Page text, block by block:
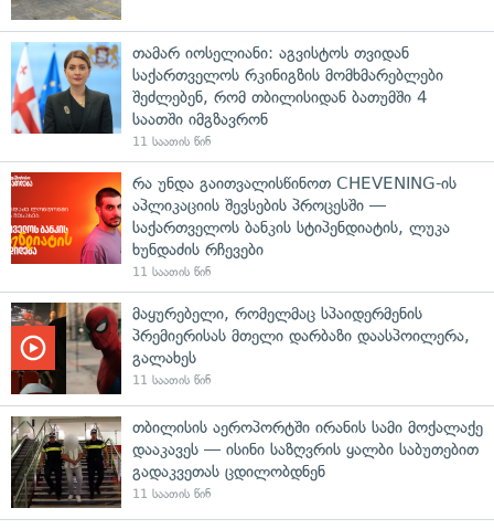
თამარ იოსელიანი: აგვისტოს თვიდან
საქართველოს რკინიგზის მომხმარებლები
შეძლებენ, რომ თბილისიდან ბათუმში 4
საათში იმგზავრონ
11 საათის წინ
რა უნდა გაითვალისწინოთ CHEVENING-ის
აპლიკაციის შევსების პროცესში —
საქართველოს ბანკის სტიპენდიატის, ლუკა
ხუნდაძის რჩევები
11 საათის წინ
მაყურებელი, რომელმაც სპაიდერმენის
პრემიერისას მთელი დარბაზი დაასპოილერა,
გალახეს
11 საათის წინ
თბილისის აეროპორტში ირანის სამი მოქალაქე
დააკავეს — ისინი საზღვრის ყალბი საბუთებით
გადაკვეთას ცდილობდნენ
11 საათის წინ